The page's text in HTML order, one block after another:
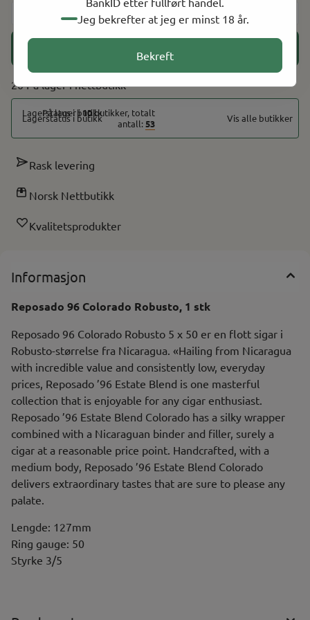
Jeg bekrefter at jeg er minst 18 år.
Bekreft
Legg i handlekurv
20 På lager
På lager i10butikker, totalt
antall:53 Vis alle butikker
Rask levering
Norsk Nettbutikk
Kvalitetsprodukter
Informasjon
Reposado 96 Colorado Robusto, 1 stk
Reposado 96 Colorado Robusto 5 x 50 er en flott sigar i
Robusto-størrelse fra Nicaragua. «Hailing from Nicaragua
with incredible value and consistently low, everyday
prices, Reposado ’96 Estate Blend is one masterful
collection that is enjoyable for any cigar enthusiast.
Reposado ’96 Estate Blend Colorado has a silky wrapper
combined with a Nicaraguan binder and filler, surely a
cigar at a reasonable price point. Handcrafted, with a
medium body, Reposado ’96 Estate Blend Colorado
delivers extraordinary tastes that are sure to please any
palate.
Lengde: 127mm
Ring gauge: 50
Styrke 3/5